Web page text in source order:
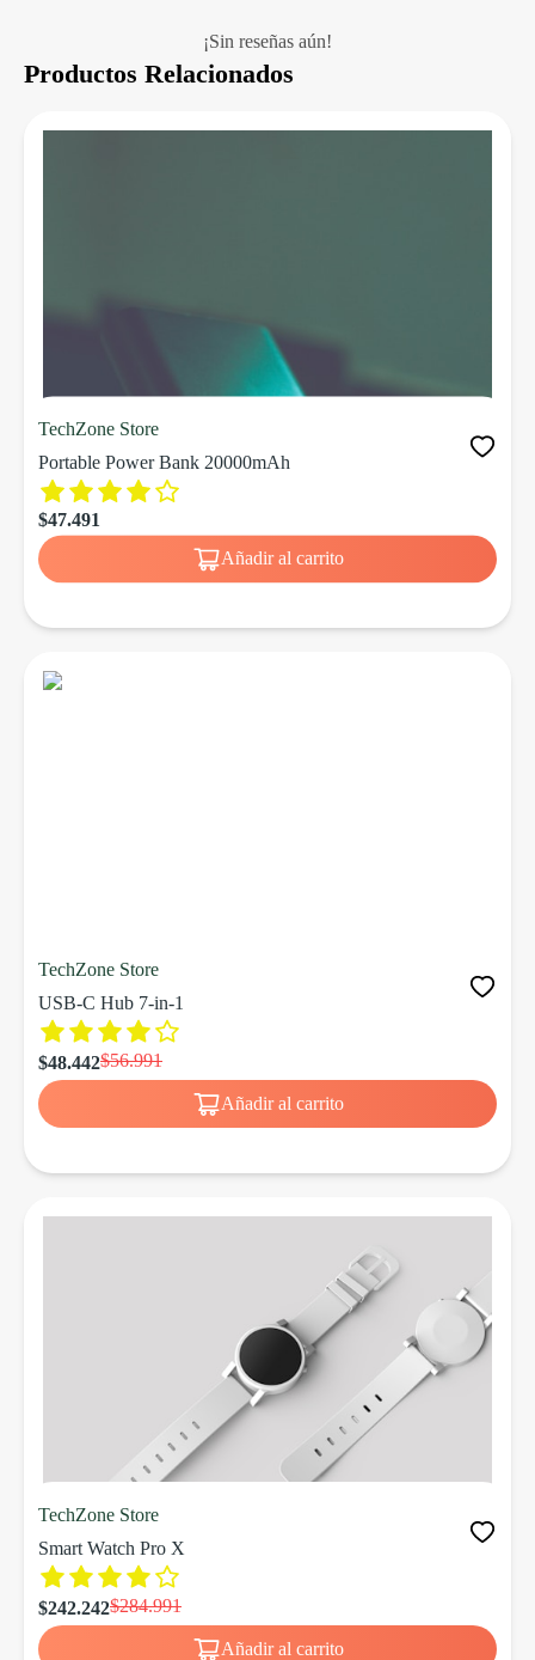
¡Sin reseñas aún!
Productos Relacionados
TechZone Store
Portable Power Bank 20000mAh
$47.491
Añadir al carrito
TechZone Store
USB-C Hub 7-in-1
$48.442$56.991
Añadir al carrito
TechZone Store
Smart Watch Pro X
$242.242$284.991
Añadir al carrito